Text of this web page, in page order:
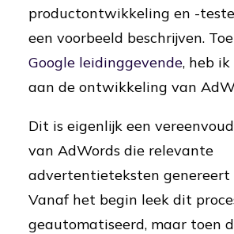
productontwikkeling en -
een voorbeeld beschrijven.
Google leidinggevende, heb
aan de ontwikkeling van
Dit is eigenlijk een
van AdWords die relevante
advertentieteksten genereert
Vanaf het begin leek dit
geautomatiseerd, maar toen